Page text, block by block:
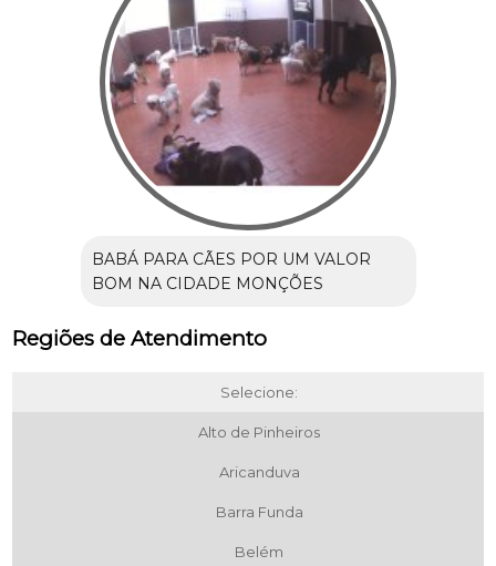
BABÁ PARA CÃES POR UM VALOR
BOM NA CIDADE MONÇÕES
Regiões de Atendimento
Selecione:
Alto de Pinheiros
Aricanduva
Barra Funda
Belém